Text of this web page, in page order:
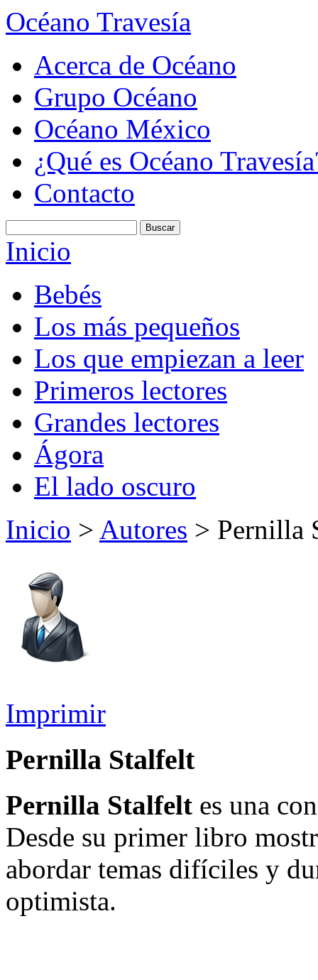
Océano Travesía
Acerca de Océano
Grupo Océano
Océano México
¿Qué es Océano
Contacto
Inicio
Bebés
Los más pequeños
Los que empiezan a leer
Primeros lectores
Grandes lectores
Ágora
El lado oscuro
Inicio > Autores > Pernilla
Imprimir
Pernilla Stalfelt
Pernilla Stalfelt es una
Desde su primer libro
abordar temas difíciles y
optimista.